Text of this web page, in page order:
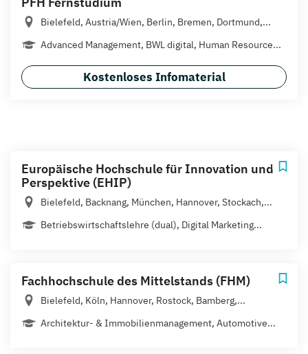
Bielefeld, Austria/Wien, Berlin, Bremen, Dortmund,...
Advanced Management, BWL digital, Human Resource...
Kostenloses Infomaterial
Europäische Hochschule für Innovation und
Perspektive (EHIP)
Bielefeld, Backnang, München, Hannover, Stockach,...
Betriebswirtschaftslehre (dual), Digital Marketing...
Fachhochschule des Mittelstands (FHM)
Bielefeld, Köln, Hannover, Rostock, Bamberg,...
Architektur- & Immobilienmanagement, Automotive...